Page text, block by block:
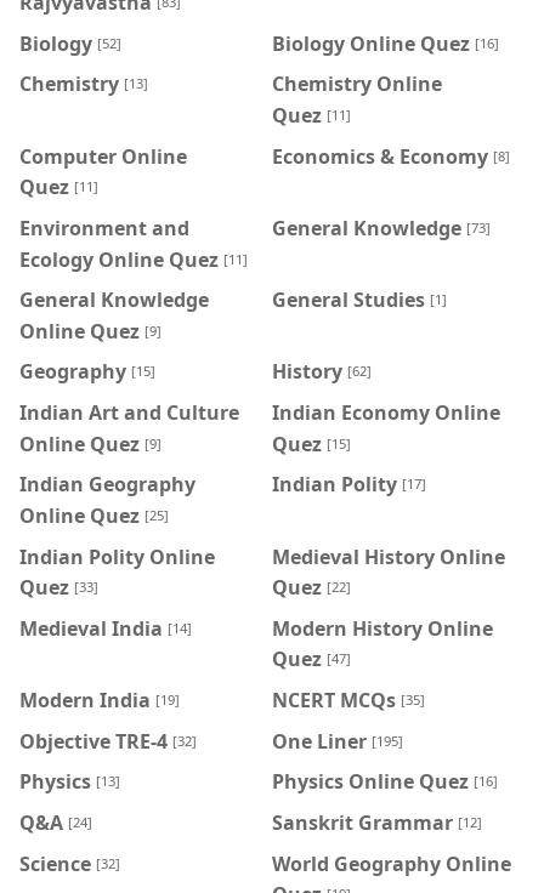
Biology [52] Biology Online Quez [16]
Chemistry [13]
Chemistry Online
Quez [11]
Computer Online
Quez [11]
Economics & Economy [8]
Environment and
Ecology Online Quez [11]
General Knowledge [73]
General Knowledge
Online Quez [9]
General Studies [1]
Geography [15] History [62]
Indian Art and Culture
Online Quez [9]
Indian Economy Online
Quez [15]
Indian Geography
Online Quez [25]
Indian Polity [17]
Indian Polity Online
Quez [33]
Medieval History Online
Quez [22]
Medieval India [14]
Modern History Online
Quez [47]
Modern India [19] NCERT MCQs [35]
Objective TRE-4 [32] One Liner [195]
Physics [13] Physics Online Quez [16]
Q&A [24] Sanskrit Grammar [12]
Science [32]
World Geography Online